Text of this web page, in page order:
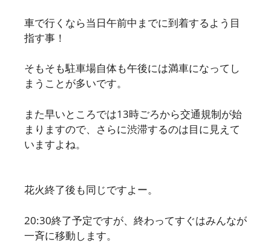
車で行くなら当日午前中までに到着するよう目
指す事！
そもそも駐車場自体も午後には満車になってし
まうことが多いです。
また早いところでは13時ごろから交通規制が始
まりますので、さらに渋滞するのは目に見えて
いますよね。
花火終了後も同じですよー。
20:30終了予定ですが、終わってすぐはみんなが
一斉に移動します。